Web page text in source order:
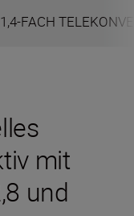
FACH
mit
und